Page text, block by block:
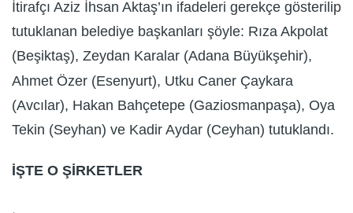
İtirafçı Aziz İhsan Aktaş’ın ifadeleri gerekçe gösterilip
tutuklanan belediye başkanları şöyle: Rıza Akpolat
(Beşiktaş), Zeydan Karalar (Adana Büyükşehir),
Ahmet Özer (Esenyurt), Utku Caner Çaykara
(Avcılar), Hakan Bahçetepe (Gaziosmanpaşa), Oya
Tekin (Seyhan) ve Kadir Aydar (Ceyhan) tutuklandı.
İŞTE O ŞİRKETLER